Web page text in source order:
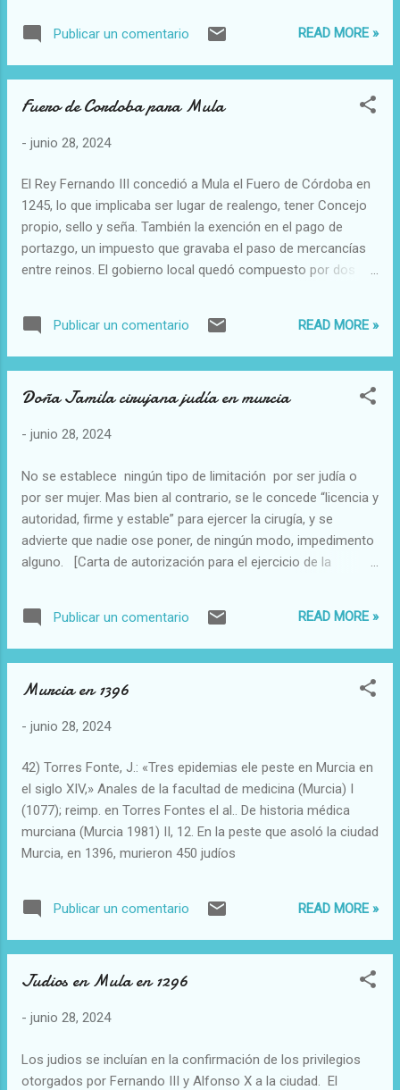
Alonso Yáñez Fajardo, por sus servicios contra el Rey de
Aragón. Mula dejaba de ser villa de realengo y pasaba a
Publicar un comentario READ MORE »
Fuero de Cordoba para Mula
- junio 28, 2024
El Rey Fernando III concedió a Mula el Fuero de Córdoba en
1245, lo que implicaba ser lugar de realengo, tener Concejo
propio, sello y seña. También la exención en el pago de
portazgo, un impuesto que gravaba el paso de mercancías
entre reinos. El gobierno local quedó compuesto por dos
último, el marco jurídico facilitó a los pobladores una vida
organizada, en unas tierras fronterizas extremadamente
conflictivas.
Publicar un comentario READ MORE »
Doña Jamila cirujana judía en murcia
- junio 28, 2024
No se establece ningún tipo de limitación por ser judía o
por ser mujer. Mas bien al contrario, se le concede “licencia y
autoridad, firme y estable” para ejercer la cirugía, y se
advierte que nadie ose poner, de ningún modo, impedimento
alguno. [Carta de autorización para el ejercicio de la
FONTES, J: Tres epidemias de peste en Murcia en el siglo
XIV (1348-49, 1379-80,1395-96). Anales de la Universidad de
V Torres Fontes, J. (1973). Los médicos murcianos en el
García Ballester L. La búsqueda de la salud. Sanadores y
Publicar un comentario READ MORE »
Murcia en 1396
- junio 28, 2024
42) Torres Fonte, J.: «Tres epidemias ele peste en Murcia en
el siglo XIV,» Anales de la facultad de medicina (Murcia) I
(1077); reimp. en Torres Fontes el al.. De historia médica
murciana (Murcia 1981) II, 12. En la peste que asoló la ciudad
Murcia, en 1396, murieron 450 judíos
Publicar un comentario READ MORE »
Judios en Mula en 1296
- junio 28, 2024
Los judios se incluían en la confirmación de los privilegios
otorgados por Fernando III y Alfonso X a la ciudad. El